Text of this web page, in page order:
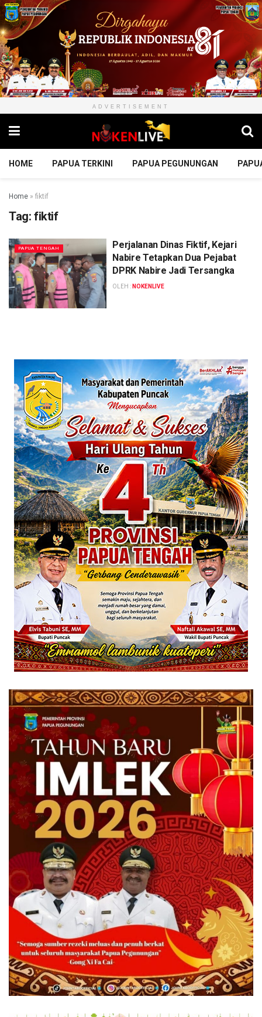
ADVERTISEMENT
HOME PAPUA TERKINI PAPUA PEGUNUNGAN
Home » fiktif
Tag: fiktif
PAPUA TENGAH
Perjalanan Dinas Fiktif, Kejari
Nabire Tetapkan Dua Pejabat
DPRK Nabire Jadi Tersangka
OLEH : NOKENLIVE